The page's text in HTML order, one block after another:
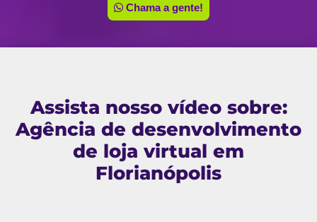
Chama a gente!
Assista nosso vídeo sobre:
Agência de desenvolvimento
de loja virtual em
Florianópolis